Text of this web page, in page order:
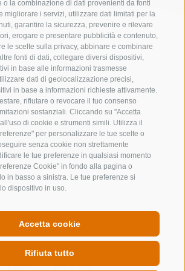
o la combinazione di dati provenienti da fonti
migliorare i servizi, utilizzare dati limitati per la
garantire la sicurezza, prevenire e rilevare
erogare e presentare pubblicità e contenuto,
le scelte sulla privacy, abbinare e combinare
fonti di dati, collegare diversi dispositivi,
in base alle informazioni trasmesse
dati di geolocalizzazione precisi,
in base a informazioni richieste attivamente.
rifiutare o revocare il tuo consenso
sostanziali. Cliccando su "Accetta
di cookie e strumenti simili. Utilizza il
per personalizzare le tue scelte o
senza cookie non strettamente
le tue preferenze in qualsiasi momento
Cookie" in fondo alla pagina o
in basso a sinistra. Le tue preferenze si
dispositivo in uso.
Accetta cookie
Rifiuta tutto
CONTATTACI
info@colleisarco.org